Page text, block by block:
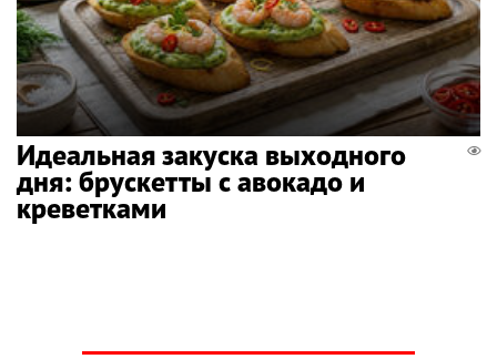
Идеальная закуска выходного
дня: брускетты с авокадо и
креветками